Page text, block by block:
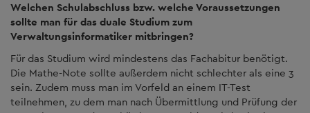
Welchen Schulabschluss bzw. welche Voraussetzungen
sollte man für das duale Studium zum
Verwaltungsinformatiker mitbringen?
Für das Studium wird mindestens das Fachabitur benötigt.
Die Mathe-Note sollte außerdem nicht schlechter als eine 3
sein. Zudem muss man im Vorfeld an einem IT-Test
teilnehmen, zu dem man nach Übermittlung und Prüfung der